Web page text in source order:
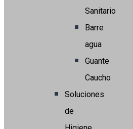
Sanitario
Barre
agua
Guante
Caucho
Soluciones
de